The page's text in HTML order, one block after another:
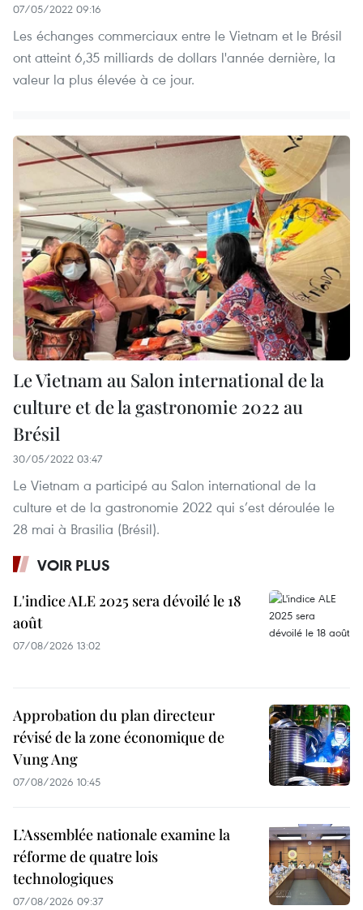
07/05/2022 09:16
Les échanges commerciaux entre le Vietnam et le Brésil
ont atteint 6,35 milliards de dollars l'année dernière, la
valeur la plus élevée à ce jour.
Le Vietnam au Salon international de la
culture et de la gastronomie 2022 au
Brésil
30/05/2022 03:47
Le Vietnam a participé au Salon international de la
culture et de la gastronomie 2022 qui s’est déroulée le
28 mai à Brasilia (Brésil). ​
VOIR PLUS
L'indice ALE 2025 sera dévoilé le 18
août
07/08/2026 13:02
Approbation du plan directeur
révisé de la zone économique de
Vung Ang
07/08/2026 10:45
L’Assemblée nationale examine la
réforme de quatre lois
technologiques
07/08/2026 09:37